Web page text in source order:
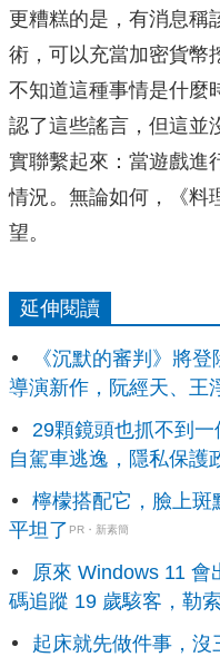
更糟糕的是，有消息稱
術，可以充當加密貨幣
不知道這種事情是什麼
認了這些謠言，但這並
實聯繫起來：當遊戲進
情況。無論如何，《料
望。
延伸閱讀
《沉默的審判》將
導演新作，阮經天、王
29顆鏡頭也抓不到
自駕車逃逸，隱私保護
檸檬搭配它，臉上
平坦了 PR・新素簡
原來 Windows 11 會
碼追蹤 19 歲駭客，勒
起床就先做件事，